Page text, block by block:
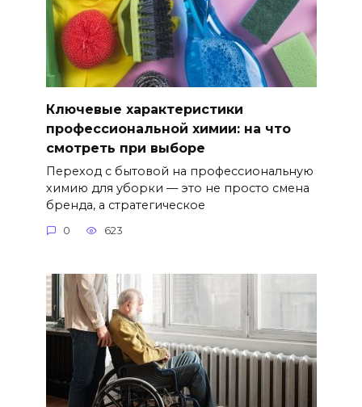
Ключевые характеристики
профессиональной химии: на что
смотреть при выборе
Переход с бытовой на профессиональную
химию для уборки — это не просто смена
бренда, а стратегическое
0 623